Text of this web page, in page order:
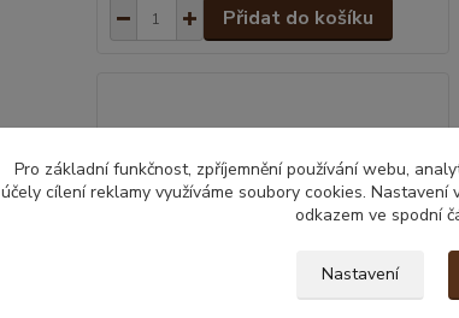
Přidat do košíku
Pro základní funkčnost, zpříjemnění používání webu,
účely cílení reklamy využíváme soubory cookies.
odkazem ve spodní
Nastavení